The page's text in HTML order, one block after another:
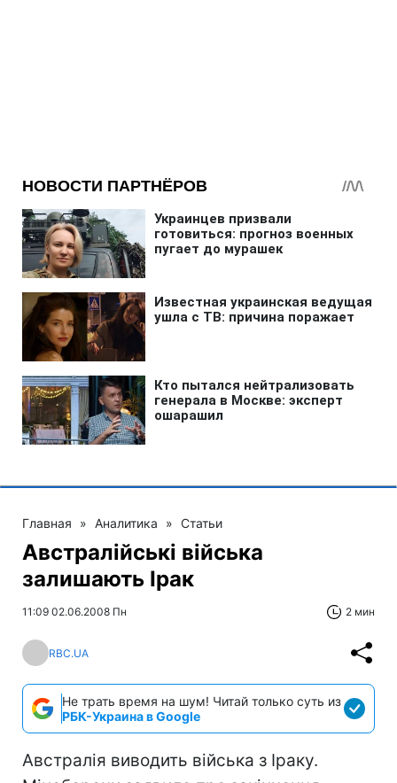
Главная » Аналитика » Статьи
Австралійські війська
залишають Ірак
11:09 02.06.2008 Пн 2 мин
RBC.UA
Не трать время на шум! Читай только суть из
РБК-Украина в Google
Австралія виводить війська з Іраку.